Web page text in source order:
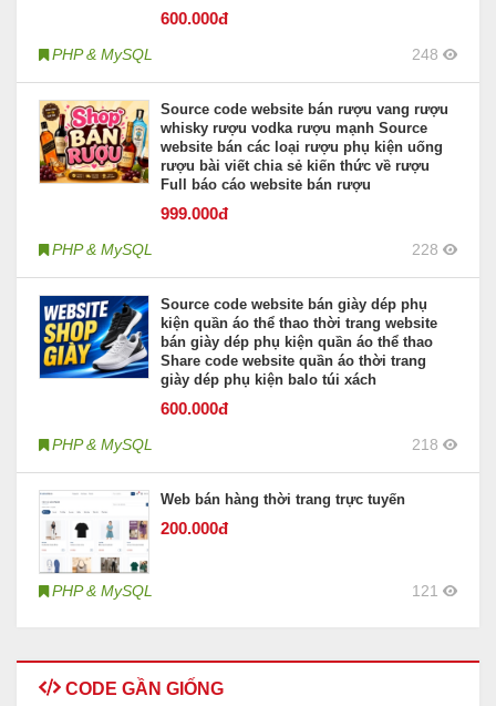
600.000đ
PHP & MySQL 248
Source code website bán rượu vang rượu
whisky rượu vodka rượu mạnh Source
website bán các loại rượu phụ kiện uống
rượu bài viết chia sẻ kiến thức về rượu
Full báo cáo website bán rượu
999.000đ
PHP & MySQL 228
Source code website bán giày dép phụ
kiện quần áo thể thao thời trang website
bán giày dép phụ kiện quần áo thể thao
Share code website quần áo thời trang
giày dép phụ kiện balo túi xách
600.000đ
PHP & MySQL 218
Web bán hàng thời trang trực tuyến
200.000đ
PHP & MySQL 121
CODE GẦN GIỐNG